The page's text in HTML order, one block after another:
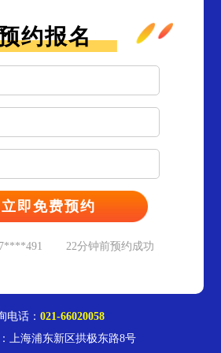
约报名
12分钟前预约成功
18分钟前预约成功
22分钟前预约成功
22分钟前预约成功
电话： 021-66020058
上海浦东新区拱极东路8号